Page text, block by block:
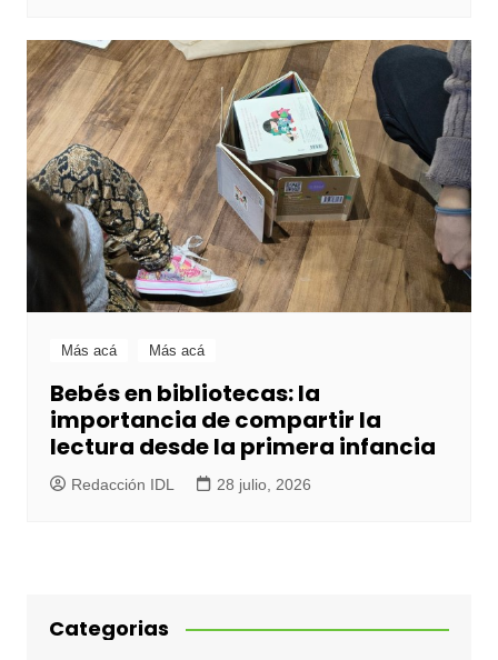
Más acá Más acá
Bebés en bibliotecas: la
importancia de compartir la
lectura desde la primera infancia
Redacción IDL 28 julio, 2026
Categorias